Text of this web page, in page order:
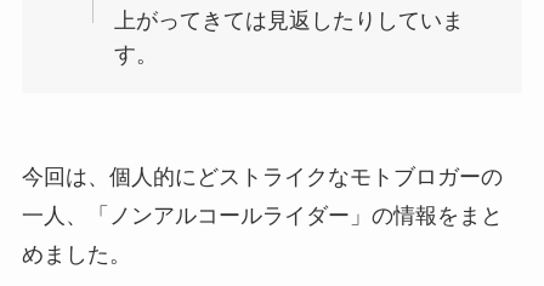
上がってきては見返したりしていま
す。
今回は、個人的にどストライクなモトブロガーの
一人、「ノンアルコールライダー」の情報をまと
めました。